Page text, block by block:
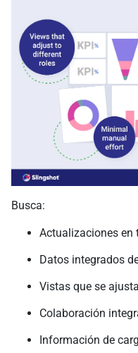
Busca:
Actualizaciones en
Datos integrados
Vistas que se
Colaboración
Información de